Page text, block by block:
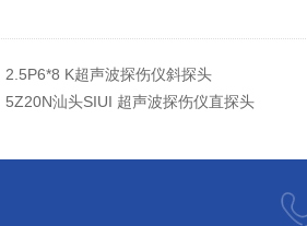
2.5P6*8 K超声波探伤仪斜探头
5Z20N汕头SIUI 超声波探伤仪直探头